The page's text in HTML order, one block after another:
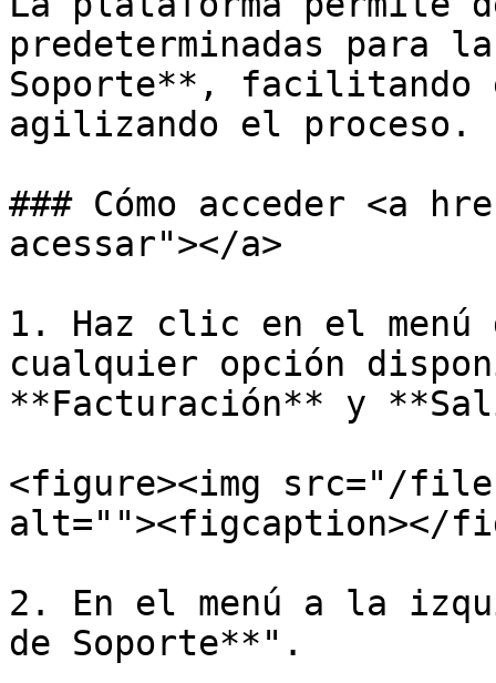
predeterminadas para
Soporte**, facilitando
agilizando el proceso.
### Cómo acceder <a
acessar"></a>
1. Haz clic en el menú
cualquier opción
**Facturación** y
<figure><img src="/files/
alt=""><figcaption></
2. En el menú a la
de Soporte**".